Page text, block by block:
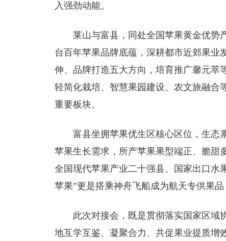
入强劲动能。
莱山与富县，同处全国苹果黄金优势
台百年苹果品牌底蕴，深耕都市近郊果业
伸、品牌打造五大方向，培育推广馨元萃
轻简化栽培、智慧果园建设、农文旅融合
重要板块。
富县坐拥苹果优生区核心区位，生态
苹果生长需求，所产苹果果型端正、脆甜
全国现代苹果产业二十强县、国家出口水
苹果”更是搭乘神舟飞船成为航天专供果
此次对接会，既是贯彻落实国家区域
地互学互鉴、凝聚合力、共促果业提质增